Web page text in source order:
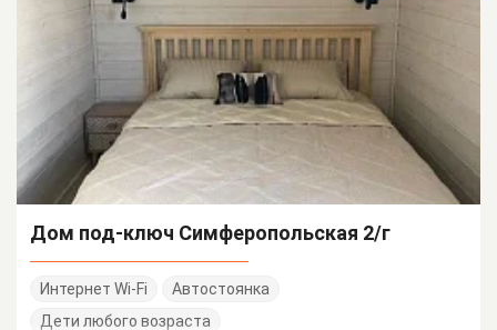
Дом под-ключ Симферопольская 2/г
Интернет Wi-Fi
Автостоянка
Дети любого возраста